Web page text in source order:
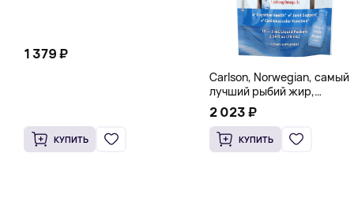
1 379 ₽
КУПИТЬ
Carlson, Norwegian, самый
лучший рыбий жир,
натуральный лимон, 15
пакетиков (5 мл) каждый
2 023 ₽
КУПИТЬ